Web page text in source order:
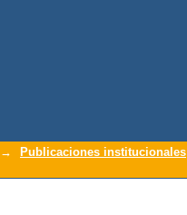
→ Publicaciones institucionales